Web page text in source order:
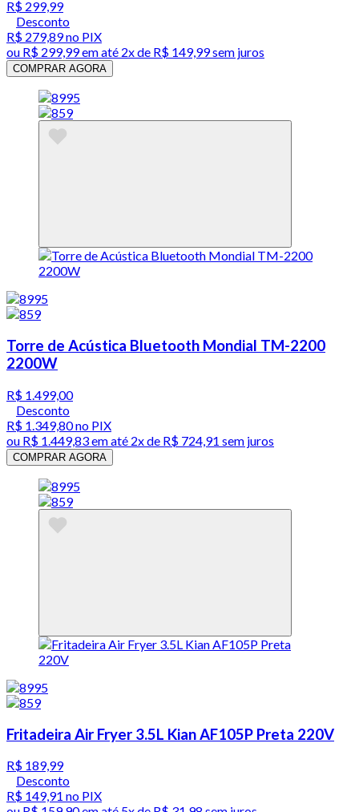
R$ 299,99
Desconto
R$ 279,89no PIX
ou R$ 299,99em até 2x de R$ 149,99 sem juros
COMPRAR AGORA
Torre de Acústica Bluetooth Mondial TM-2200
2200W
R$ 1.499,00
Desconto
R$ 1.349,80no PIX
ou R$ 1.449,83em até 2x de R$ 724,91 sem juros
COMPRAR AGORA
Fritadeira Air Fryer 3.5L Kian AF105P Preta 220V
R$ 189,99
Desconto
R$ 149,91 no PIX